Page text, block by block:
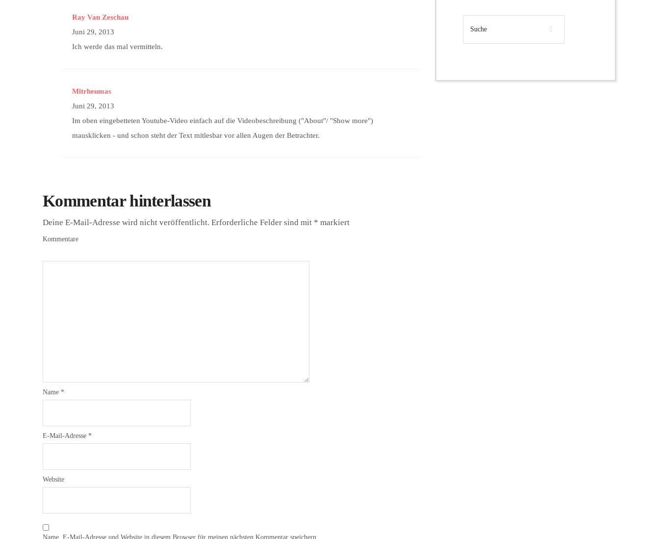
Ray Van Zeschau
Juni 29, 2013
Ich werde das mal vermitteln.
Mitrheumas
Juni 29, 2013
Im oben eingebetteten Youtube-Video einfach auf die Videobeschreibung ("About"/ "Show more")
mausklicken - und schon steht der Text mitlesbar vor allen Augen der Betrachter.
Kommentar hinterlassen
Deine E-Mail-Adresse wird nicht veröffentlicht. Erforderliche Felder sind mit * markiert
Kommentare
Name *
E-Mail-Adresse *
Website
Name, E-Mail-Adresse und Website in diesem Browser für meinen nächsten Kommentar speichern.